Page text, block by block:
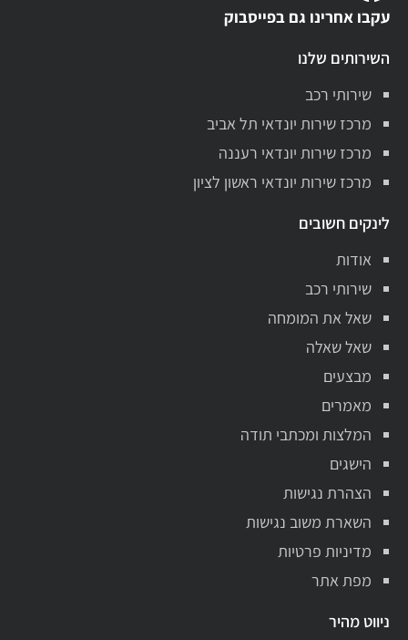
עקבו אחרינו גם בפייסבוק
השירותים שלנו
שירותי רכב
מרכז שירות יונדאי תל אביב
מרכז שירות יונדאי רעננה
מרכז שירות יונדאי ראשון לציון
לינקים חשובים
אודות
שירותי רכב
שאל את המומחה
שאל שאלה
מבצעים
מאמרים
המלצות ומכתבי תודה
הישגים
הצהרת נגישות
השארת משוב נגישות
מדיניות פרטיות
מפת אתר
ניווט מהיר